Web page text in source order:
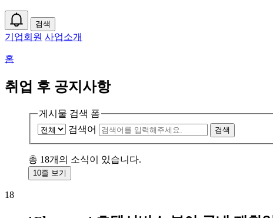
검색
기업회원 사업소개
홈
취업 후 공지사항
게시물 검색 폼
검색어
총 18개의 소식이 있습니다.
10줄 보기
18